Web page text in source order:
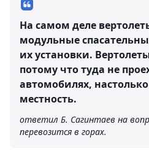
На самом деле
модульные
их установки.
потому что туда не
автомобилях,
местность.
ответил Б. Сагинтаев на
перевозится в горах.